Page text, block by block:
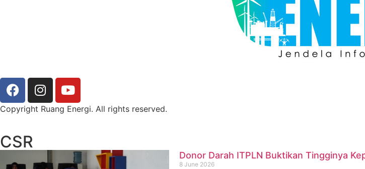
Copyright Ruang Energi. All rights reserved.
CSR
Donor Darah ITPLN Buktikan Tingginya
8 June 2026